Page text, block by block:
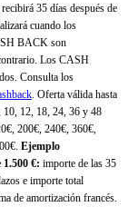
35 días después de
cuando los
BACK son
Los CASH
Consulta los
. Oferta válida hasta
10, 12, 18, 24, 36 y 48
200€, 240€, 360€,
Ejemplo
€: importe de las 35
e importe total
de amortización francés.